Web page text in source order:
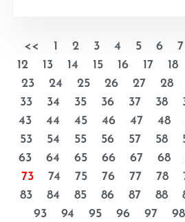
<< 1 2 3 4 5 6 7
12
13 14 15 16 17 18
23
24 25 26 27 28
33
34 35 36 37 38
43
44 45 46 47 48
53
54 55 56 57 58
63
64 65 66 67 68
73
74 75 76 77 78
83
84 85 86 87 88
93
94 95 96 97 98